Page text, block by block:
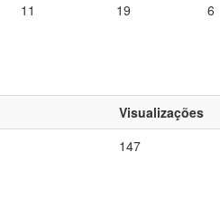
11 19 6
Visualizações
147